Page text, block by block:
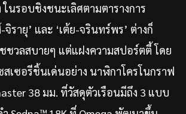
นรอบชิงชนะเลิศตามตารางการ
จิรายุ’ และ ‘เต้ย-จรินทร์พร’ ต่างก็
ชวลสบายๆ แต่แฝงความสปอร์ตตี้ โดย
สเซอรีชิ้นเด่นอย่าง นาฬิกาโครโนกราฟ
38 มม. ที่วัสดุตัวเรือนมีถึง 3 แบบ